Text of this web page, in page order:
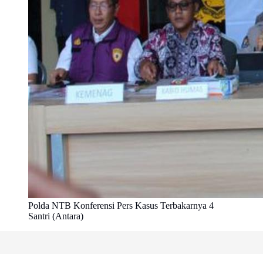
Polda NTB Konferensi Pers Kasus Terbakarnya 4
Santri (Antara)